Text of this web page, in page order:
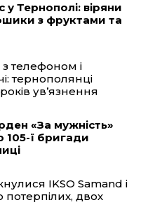
Тернополі: віряни
з фруктами та
телефоном і
тернополянці
ув’язнення
«За мужність»
105-ї бригади
IKSO Samand і
потерпілих, двох